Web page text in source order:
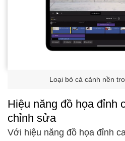
Loại bỏ cả cảnh nền
Hiệu năng đồ họa đỉnh
chỉnh sửa
Với hiệu năng đồ họa đỉnh